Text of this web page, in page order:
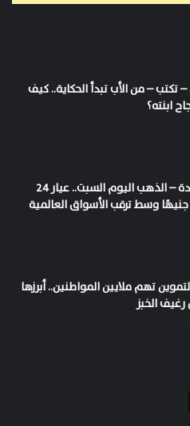
تكتب – من الأب تبدأ الحكاية.. كيف
ابنته؟
تحديثات جديدة – الذهب اليوم السبت.. عيار 24
تهم ملايين المواطنين.. أبرزها
رغيف الخبز